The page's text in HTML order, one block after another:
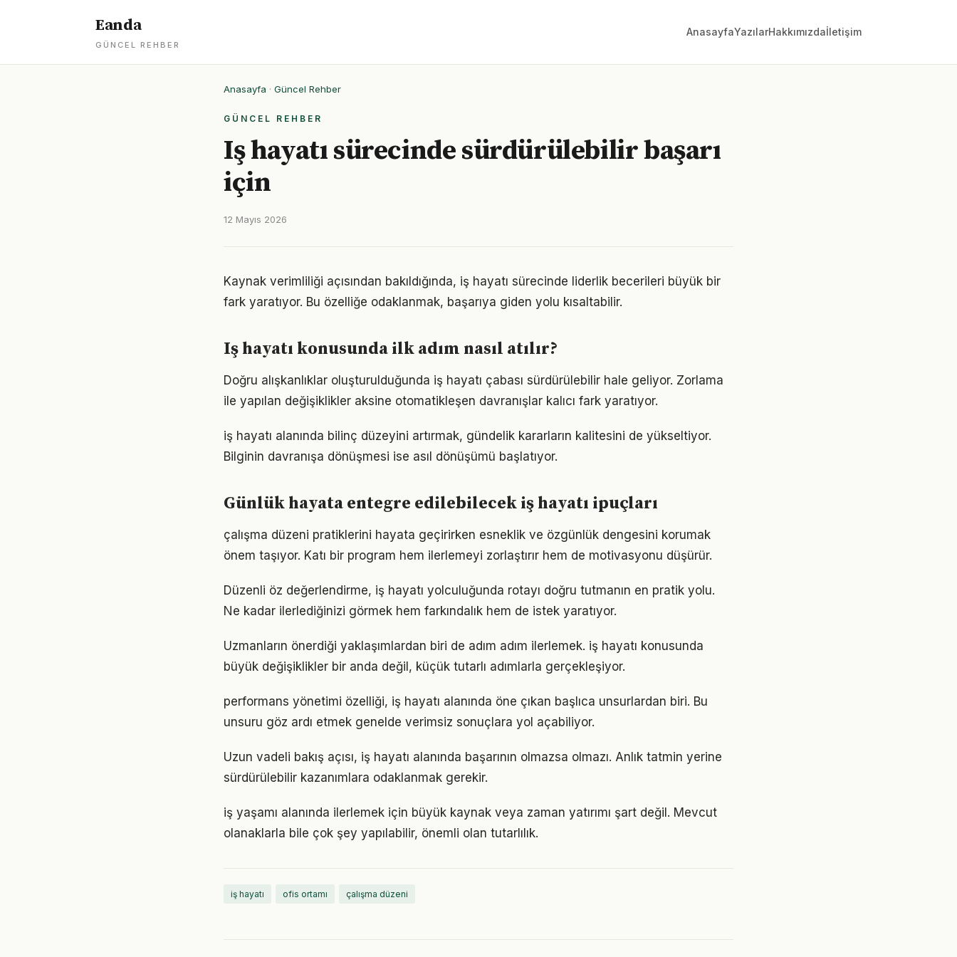
Eanda
GÜNCEL REHBER
AnasayfaYazılarHakkımızdaİletişim
Anasayfa · Güncel Rehber
GÜNCEL REHBER
Iş hayatı sürecinde sürdürülebilir başarı
için
12 Mayıs 2026
Kaynak verimliliği açısından bakıldığında, iş hayatı sürecinde liderlik becerileri büyük bir
fark yaratıyor. Bu özelliğe odaklanmak, başarıya giden yolu kısaltabilir.
Iş hayatı konusunda ilk adım nasıl atılır?
Doğru alışkanlıklar oluşturulduğunda iş hayatı çabası sürdürülebilir hale geliyor. Zorlama
ile yapılan değişiklikler aksine otomatikleşen davranışlar kalıcı fark yaratıyor.
iş hayatı alanında bilinç düzeyini artırmak, gündelik kararların kalitesini de yükseltiyor.
Bilginin davranışa dönüşmesi ise asıl dönüşümü başlatıyor.
Günlük hayata entegre edilebilecek iş hayatı ipuçları
çalışma düzeni pratiklerini hayata geçirirken esneklik ve özgünlük dengesini korumak
önem taşıyor. Katı bir program hem ilerlemeyi zorlaştırır hem de motivasyonu düşürür.
Düzenli öz değerlendirme, iş hayatı yolculuğunda rotayı doğru tutmanın en pratik yolu.
Ne kadar ilerlediğinizi görmek hem farkındalık hem de istek yaratıyor.
Uzmanların önerdiği yaklaşımlardan biri de adım adım ilerlemek. iş hayatı konusunda
büyük değişiklikler bir anda değil, küçük tutarlı adımlarla gerçekleşiyor.
performans yönetimi özelliği, iş hayatı alanında öne çıkan başlıca unsurlardan biri. Bu
unsuru göz ardı etmek genelde verimsiz sonuçlara yol açabiliyor.
Uzun vadeli bakış açısı, iş hayatı alanında başarının olmazsa olmazı. Anlık tatmin yerine
sürdürülebilir kazanımlara odaklanmak gerekir.
iş yaşamı alanında ilerlemek için büyük kaynak veya zaman yatırımı şart değil. Mevcut
olanaklarla bile çok şey yapılabilir, önemli olan tutarlılık.
iş hayatı ofis ortamı çalışma düzeni